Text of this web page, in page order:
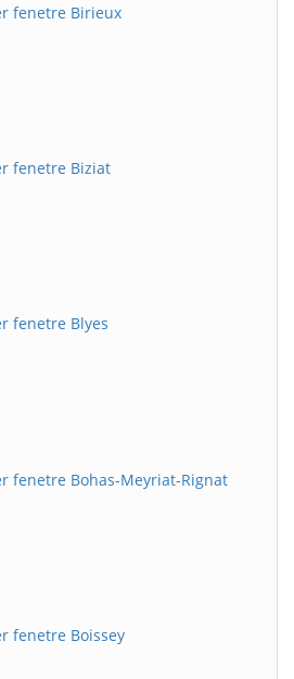
fenetre Birieux
fenetre Biziat
fenetre Blyes
fenetre Bohas-Meyriat-Rignat
fenetre Boissey